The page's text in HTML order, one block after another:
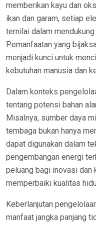
memberikan kayu dan
ikan dan garam, setiap
ternilai dalam
Pemanfaatan yang
menjadi kunci untuk
kebutuhan manusia dan
Dalam konteks
tentang potensi bahan
Misalnya, sumber daya
tembaga bukan hanya
dapat digunakan dalam
pengembangan energi
peluang bagi inovasi dan
memperbaiki kualitas
Keberlanjutan
manfaat jangka panjang